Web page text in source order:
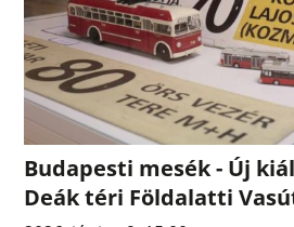
Budapesti mesék - Új
Deák téri Földalatti